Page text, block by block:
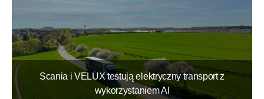
Scania i VELUX testują elektryczny transport z
wykorzystaniem AI